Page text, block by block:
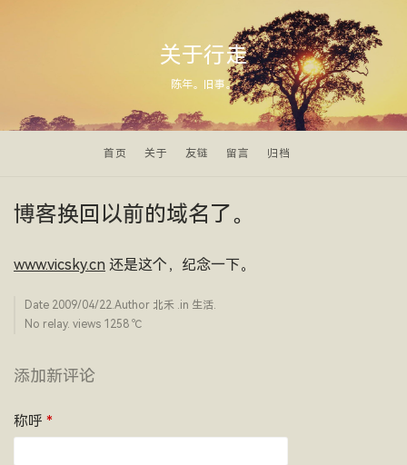
关于行走
陈年。旧事。
首页 关于 友链 留言 归档
博客换回以前的域名了。
www.vicsky.cn 还是这个，纪念一下。
Date 2009/04/22.Author 北禾 .in 生活.
No relay. views 1258 ­℃
添加新评论
称呼 *